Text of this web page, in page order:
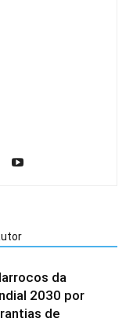
da
2030 por
de